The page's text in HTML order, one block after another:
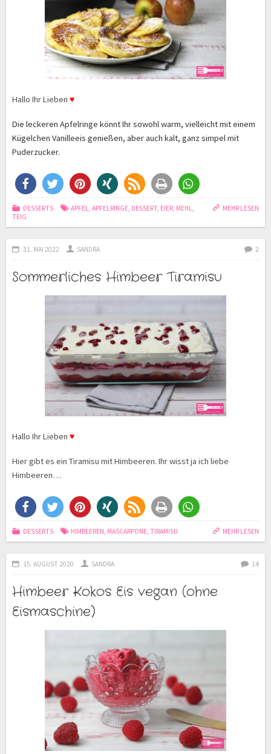
Hallo Ihr Lieben ♥
Die leckeren Apfelringe könnt Ihr sowohl warm, vielleicht mit einem
Kügelchen Vanilleeis genießen, aber auch kalt, ganz simpel mit
Puderzucker.
MEHR LESEN
DESSERTS APFEL,APFELRINGE, DESSERT, EIER, MEHL,
TEIG
31. MAI 2022 SANDRA 2
Sommerliches Himbeer Tiramisu
Hallo Ihr Lieben ♥
Hier gibt es ein Tiramisu mit Himbeeren. Ihr wisst ja ich liebe
Himbeeren…
MEHR LESEN
DESSERTS HIMBEEREN, MASCARPONE,TIRAMISU
15. AUGUST 2020 SANDRA 14
Himbeer Kokos Eis vegan (ohne
Eismaschine)